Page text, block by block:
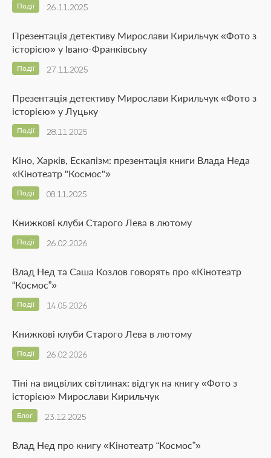
26.11.2025
Події
Презентація детективу Мирослави Кирильчук «Фото з
історією» у Івано-Франківську
27.11.2025
Події
Презентація детективу Мирослави Кирильчук «Фото з
історією» у Луцьку
28.11.2025
Події
Кіно, Харків, Ескапізм: презентація книги Влада Неда
«Кінотеатр "Космос"»
08.11.2025
Події
Книжкові клуби Старого Лева в лютому
26.02.2026
Події
Влад Нед та Саша Козлов говорять про «Кінотеатр
“Космос”»
14.05.2026
Події
Книжкові клуби Старого Лева в лютому
26.02.2026
Події
Тіні на вицвілих світлинах: відгук на книгу «Фото з
історією» Мирослави Кирильчук
23.12.2025
Блог
Влад Нед про книгу «Кінотеатр “Космос”»